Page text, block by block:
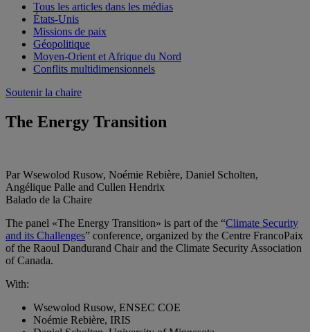
Tous les articles dans les médias
États-Unis
Missions de paix
Géopolitique
Moyen-Orient et Afrique du Nord
Conflits multidimensionnels
Soutenir la chaire
The Energy Transition
Par Wsewolod Rusow, Noémie Rebière, Daniel Scholten,
Angélique Palle and Cullen Hendrix
Balado de la Chaire
The panel «The Energy Transition» is part of the “Climate Security
and its Challenges” conference, organized by the Centre FrancoPaix
of the Raoul Dandurand Chair and the Climate Security Association
of Canada.
With:
Wsewolod Rusow, ENSEC COE
Noémie Rebière, IRIS